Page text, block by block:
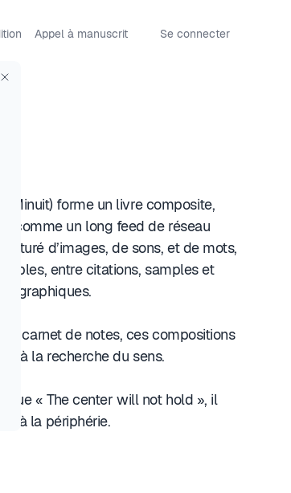
Appel à manuscrit Se connecter
Minuit) forme un livre composite,
comme un long feed de réseau
saturé d’images, de sons, et de mots,
entre citations, samples et
carnet de notes, ces compositions
à la recherche du sens.
« The center will not hold », il
à la périphérie.